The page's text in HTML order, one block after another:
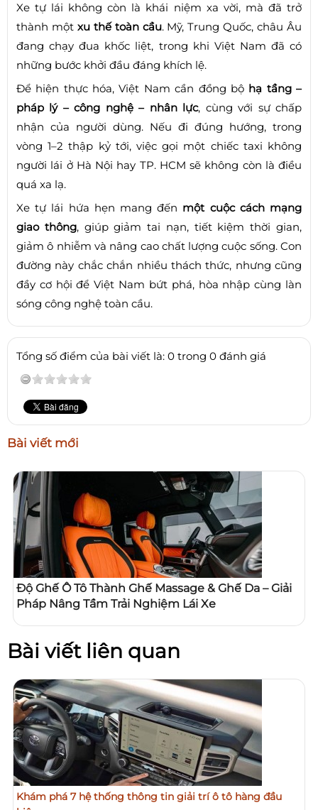
Xe tự lái không còn là khái niệm xa vời, mà đã trở
thành một xu thế toàn cầu. Mỹ, Trung Quốc, châu Âu
đang chạy đua khốc liệt, trong khi Việt Nam đã có
những bước khởi đầu đáng khích lệ.
Để hiện thực hóa, Việt Nam cần đồng bộ hạ tầng –
pháp lý – công nghệ – nhân lực, cùng với sự chấp
nhận của người dùng. Nếu đi đúng hướng, trong
vòng 1–2 thập kỷ tới, việc gọi một chiếc taxi không
người lái ở Hà Nội hay TP. HCM sẽ không còn là điều
quá xa lạ.
Xe tự lái hứa hẹn mang đến một cuộc cách mạng
giao thông, giúp giảm tai nạn, tiết kiệm thời gian,
giảm ô nhiễm và nâng cao chất lượng cuộc sống. Con
đường này chắc chắn nhiều thách thức, nhưng cũng
đầy cơ hội để Việt Nam bứt phá, hòa nhập cùng làn
sóng công nghệ toàn cầu.
Tổng số điểm của bài viết là: 0 trong 0 đánh giá
Bài viết mới
Độ Ghế Ô Tô Thành Ghế Massage & Ghế Da – Giải
Pháp Nâng Tầm Trải Nghiệm Lái Xe
Bài viết liên quan
Khám phá 7 hệ thống thông tin giải trí ô tô hàng đầu